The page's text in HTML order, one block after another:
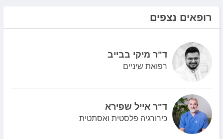
רופאים נצפים
ד"ר מיקי בבייב
רפואת שיניים
ד"ר אייל שפירא
כירורגיה פלסטית ואסתטית